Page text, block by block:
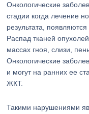
Онкологические
стадии когда лечение
результата,
Распад тканей
массах гноя, слизи,
Онкологические
и могут на ранних ее
ЖКТ.
Такими нарушениями